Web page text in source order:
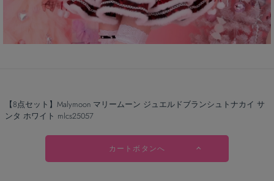
【8点セット】Malymoon マリームーン ジュエルドブランシュトナカイ サ
ンタ ホワイト mlcs25057
カートボタンへ